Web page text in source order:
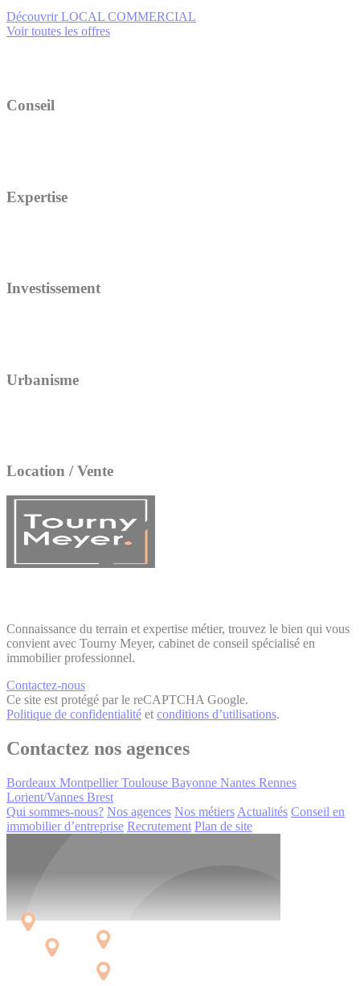
Découvrir LOCAL COMMERCIAL
Voir toutes les offres
Conseil
Expertise
Investissement
Urbanisme
Location / Vente
Connaissance du terrain et expertise métier, trouvez le bien qui vous
convient avec Tourny Meyer, cabinet de conseil spécialisé en
immobilier professionnel.
Contactez-nous
Ce site est protégé par le reCAPTCHA Google.
Politique de confidentialité et conditions d’utilisations.
Contactez nos agences
Bordeaux Montpellier Toulouse Bayonne Nantes Rennes
Lorient/Vannes Brest
Qui sommes-nous? Nos agences Nos métiers Actualités Conseil en
immobilier d’entreprise Recrutement Plan de site